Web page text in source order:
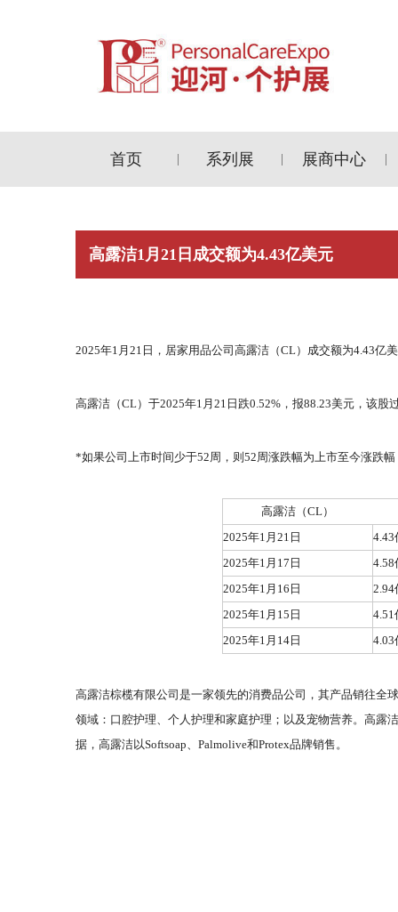
首页 系列展 展商中心
高露洁1月21日成交额为4.43亿美元
2025年1月21日，居家用品公司高露洁（CL）成交额为4.43亿
高露洁（CL）于2025年1月21日跌0.52%，报88.23美元，该
*如果公司上市时间少于52周，则52周涨跌幅为上市至今涨跌
高露洁（CL）
2025年1月21日 4.43
2025年1月17日 4.58
2025年1月16日 2.94
2025年1月15日 4.51
2025年1月14日 4.03
高露洁棕榄有限公司是一家领先的消费品公司，其产品销往全
领域：口腔护理、个人护理和家庭护理；以及宠物营养。高露
据，高露洁以Softsoap、Palmolive和Protex品牌销售。